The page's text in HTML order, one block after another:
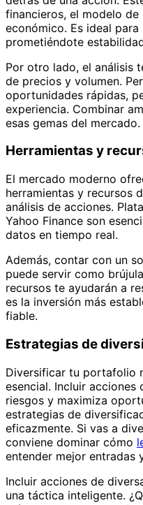
financieros, el modelo
económico. Es ideal
prometiéndote
Por otro lado, el análisis
de precios y volumen.
oportunidades rápidas,
experiencia. Combinar
esas gemas del mercado.
Herramientas y
El mercado moderno
herramientas y recursos
análisis de acciones.
Yahoo Finance son
datos en tiempo real.
Además, contar con un
puede servir como
recursos te ayudarán a
es la inversión más
fiable.
Estrategias de
Diversificar tu portafolio
esencial. Incluir
riesgos y maximiza
estrategias de
eficazmente. Si vas a
conviene dominar cómo
entender mejor entradas
Incluir acciones de
una táctica inteligente.